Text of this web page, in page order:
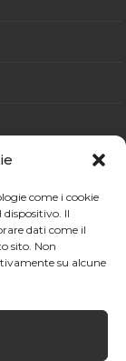
come i cookie
Il
dati come il
sito. Non
su alcune